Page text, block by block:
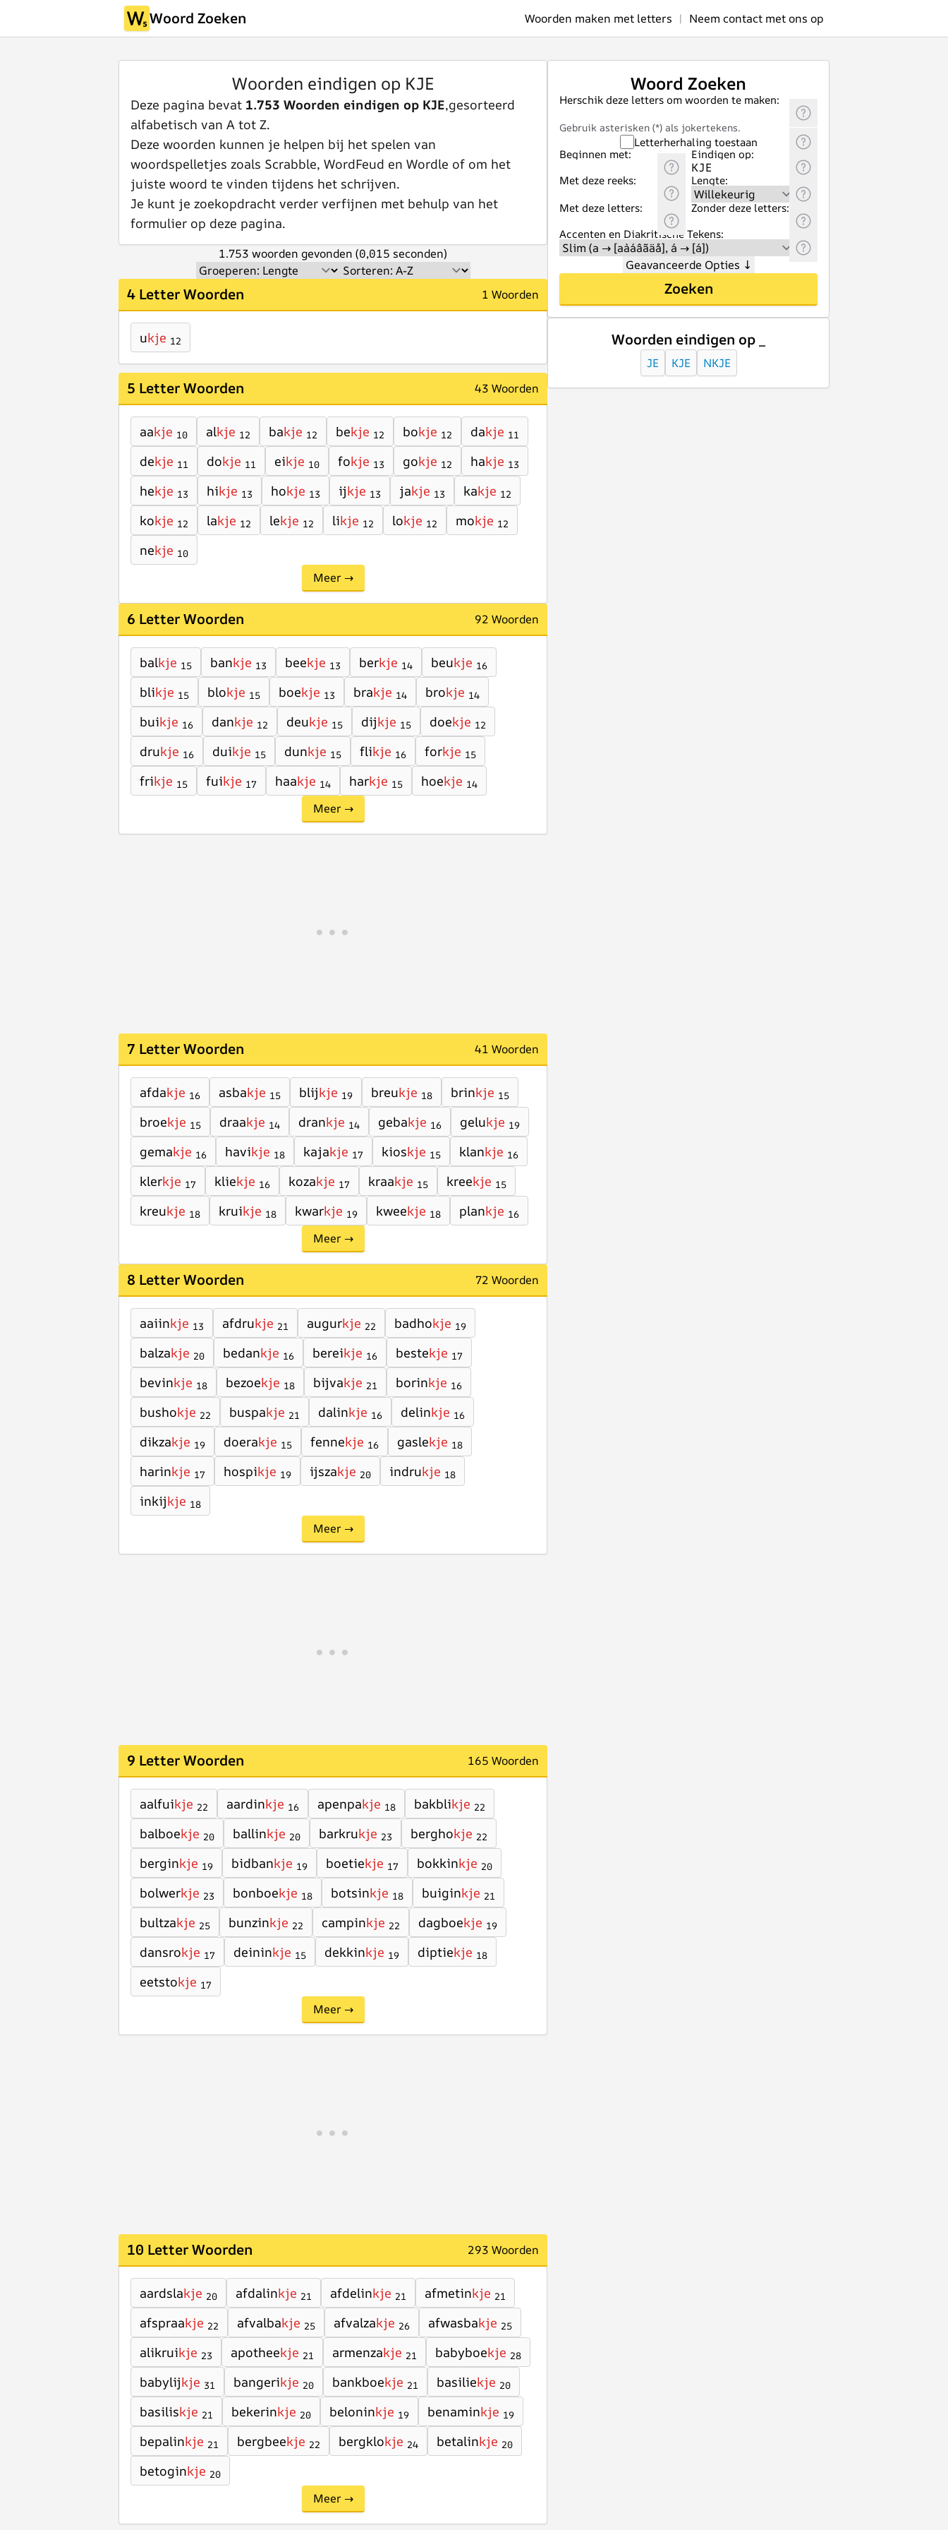
Woord Zoeken Woorden maken met letters | Neem contact met ons op
Woorden eindigen op KJE
Deze pagina bevat 1.753 Woorden eindigen op KJE,gesorteerd
alfabetisch van A tot Z.
Deze woorden kunnen je helpen bij het spelen van
woordspelletjes zoals Scrabble, WordFeud en Wordle of om het
juiste woord te vinden tijdens het schrijven.
Je kunt je zoekopdracht verder verfijnen met behulp van het
formulier op deze pagina.
1.753 woorden gevonden (0,015 seconden)
4 Letter Woorden 1 Woorden
ukje 12
5 Letter Woorden 43 Woorden
aakje 10 alkje 12 bakje 12 bekje 12 bokje 12 dakje 11
dekje 11 dokje 11 eikje 10 fokje 13 gokje 12 hakje 13
hekje 13 hikje 13 hokje 13 ijkje 13 jakje 13 kakje 12
kokje 12 lakje 12 lekje 12 likje 12 lokje 12 mokje 12
nekje 10
Meer →
6 Letter Woorden 92 Woorden
balkje 15 bankje 13 beekje 13 berkje 14 beukje 16
blikje 15 blokje 15 boekje 13 brakje 14 brokje 14
buikje 16 dankje 12 deukje 15 dijkje 15 doekje 12
drukje 16 duikje 15 dunkje 15 flikje 16 forkje 15
frikje 15 fuikje 17 haakje 14 harkje 15 hoekje 14
Meer →
7 Letter Woorden 41 Woorden
afdakje 16 asbakje 15 blijkje 19 breukje 18 brinkje 15
broekje 15 draakje 14 drankje 14 gebakje 16 gelukje 19
gemakje 16 havikje 18 kajakje 17 kioskje 15 klankje 16
klerkje 17 kliekje 16 kozakje 17 kraakje 15 kreekje 15
kreukje 18 kruikje 18 kwarkje 19 kweekje 18 plankje 16
Meer →
8 Letter Woorden 72 Woorden
aaiinkje 13 afdrukje 21 augurkje 22 badhokje 19
balzakje 20 bedankje 16 bereikje 16 bestekje 17
bevinkje 18 bezoekje 18 bijvakje 21 borinkje 16
bushokje 22 buspakje 21 dalinkje 16 delinkje 16
dikzakje 19 doerakje 15 fennekje 16 gaslekje 18
harinkje 17 hospikje 19 ijszakje 20 indrukje 18
inkijkje 18
Meer →
9 Letter Woorden 165 Woorden
aalfuikje 22 aardinkje 16 apenpakje 18 bakblikje 22
balboekje 20 ballinkje 20 barkrukje 23 berghokje 22
berginkje 19 bidbankje 19 boetiekje 17 bokkinkje 20
bolwerkje 23 bonboekje 18 botsinkje 18 buiginkje 21
bultzakje 25 bunzinkje 22 campinkje 22 dagboekje 19
dansrokje 17 deininkje 15 dekkinkje 19 diptiekje 18
eetstokje 17
Meer →
10 Letter Woorden 293 Woorden
aardslakje 20 afdalinkje 21 afdelinkje 21 afmetinkje 21
afspraakje 22 afvalbakje 25 afvalzakje 26 afwasbakje 25
alikruikje 23 apotheekje 21 armenzakje 21 babyboekje 28
babylijkje 31 bangerikje 20 bankboekje 21 basiliekje 20
basiliskje 21 bekerinkje 20 beloninkje 19 benaminkje 19
bepalinkje 21 bergbeekje 22 bergklokje 24 betalinkje 20
betoginkje 20
Meer →
Woord Zoeken
Herschik deze letters om woorden te maken:
Gebruik asterisken (*) als jokertekens.
Letterherhaling toestaan
Beginnen met:
Eindigen op:
Met deze reeks:
Lengte:
Met deze letters:
Zonder deze letters:
Accenten en Diakritische Tekens:
Geavanceerde Opties ↓
Zoeken
Woorden eindigen op _
JE KJE NKJE